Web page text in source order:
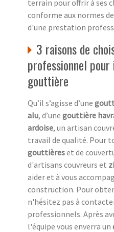
terrain pour offrir à ses
conforme aux normes
d'une prestation
3 raisons de
professionnel
gouttière
Qu’il s’agisse d’une
alu, d’une gouttière
ardoise, un artisan
travail de qualité. Pour
gouttièreset de
d'artisans couvreurs et
aider et à vous
construction. Pour
n'hésitez pas à
professionnels. Après
l'équipe vous enverra un